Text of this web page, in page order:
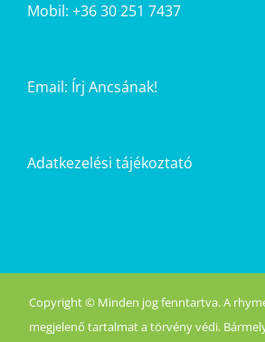
Mobil: +36 30 251 7437
Email: Írj Ancsának!
Adatkezelési tájékoztató
Copyright © Minden jog fenntartva. A
megjelenő tartalmat a törvény védi.